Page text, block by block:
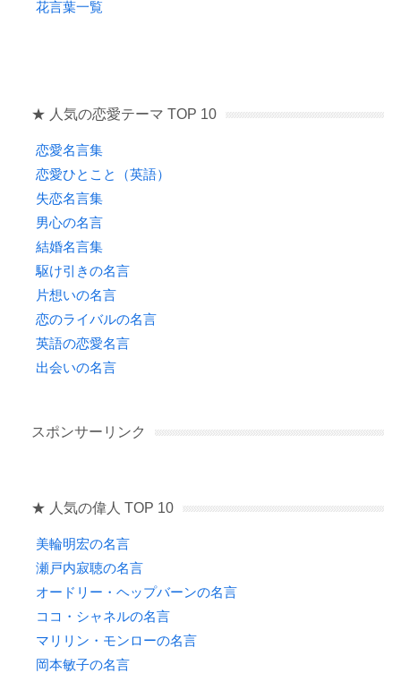
花言葉一覧
★ 人気の恋愛テーマ TOP 10
恋愛名言集
恋愛ひとこと（英語）
失恋名言集
男心の名言
結婚名言集
駆け引きの名言
片想いの名言
恋のライバルの名言
英語の恋愛名言
出会いの名言
スポンサーリンク
★ 人気の偉人 TOP 10
美輪明宏の名言
瀬戸内寂聴の名言
オードリー・ヘップバーンの名言
ココ・シャネルの名言
マリリン・モンローの名言
岡本敏子の名言